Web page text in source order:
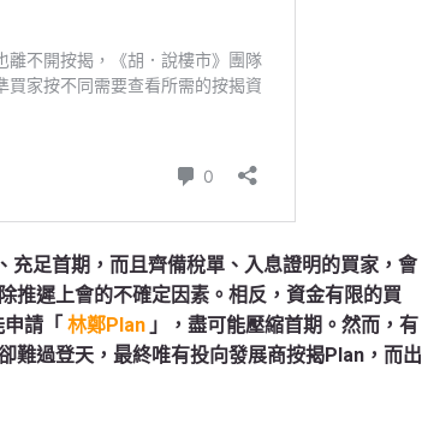
足首期，而且齊備稅單、入息證明的買家，會
推遲上會的不確定因素。相反，資金有限的買
請「 林鄭Plan 」，盡可能壓縮首期。然而，有
難過登天，最終唯有投向發展商按揭Plan，而出